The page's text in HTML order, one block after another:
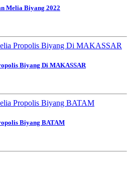
Melia Biyang 2022
Biyang Di MAKASSAR
Biyang BATAM